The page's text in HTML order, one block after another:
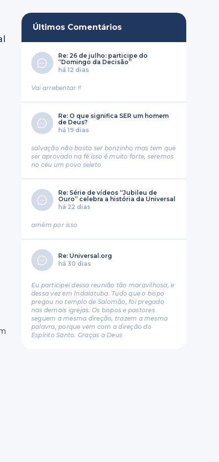
Últimos Comentários
Re: 26 de julho: participe do
“Domingo da Decisão”
há 12 dias
Vai arrebentar !!
Re: O que significa SER um homem
de Deus?
há 19 dias
salvação não basta ser bonzinho mas tem que
ser aprovado na fé isso é muito forte, seremos
no céu um povo seleto
Re: Série de vídeos “Jubileu de
Ouro” celebra a história da Universal
há 22 dias
amém por isso
Re: Universal.org
há 30 dias
Eu participei dessa reunião tão maravilhosa, e
dessa vez em Indaiatuba. Tudo que o bispo
pregou no templo de Salomão, foi pregado
nas demais igrejas. Os bispos e pastores
seguem a mesma direção, trazem a mesma
palavra, porque vem com a direção do
Espírito Santo. Graças a Deus